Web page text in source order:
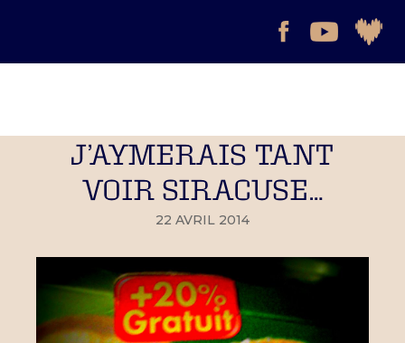
J’AYMERAIS TANT
VOIR SIRACUSE…
22 AVRIL 2014